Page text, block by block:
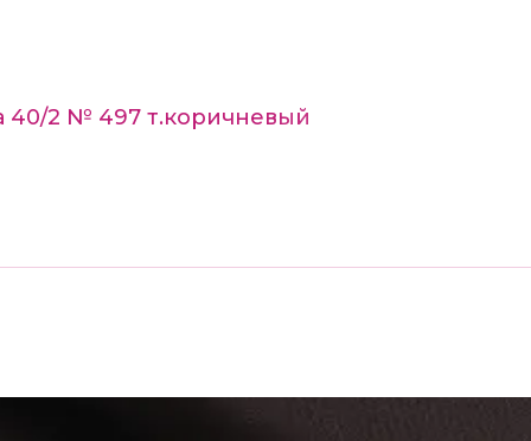
40/2 № 497 т.коричневый